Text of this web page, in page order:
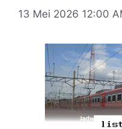
13 Mei 2026 12:00